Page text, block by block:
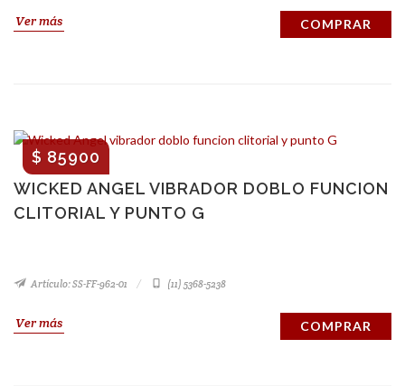
Ver más COMPRAR
WICKED ANGEL VIBRADOR DOBLO FUNCION
CLITORIAL Y PUNTO G
$ 85900
Artículo: SS-FF-962-01 (11) 5368-5238
Ver más COMPRAR